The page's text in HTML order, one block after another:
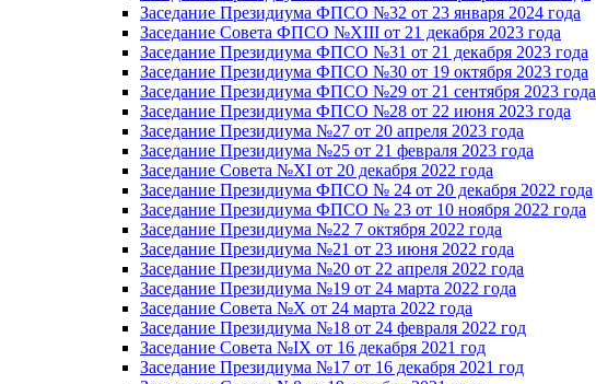
Заседание Президиума ФПСО №32 от 23 января 2024 года
Заседание Совета ФПСО №XIII от 21 декабря 2023 года
Заседание Президиума ФПСО №31 от 21 декабря 2023 года
Заседание Президиума ФПСО №30 от 19 октября 2023 года
Заседание Президиума ФПСО №29 от 21 сентября 2023 года
Заседание Президиума ФПСО №28 от 22 июня 2023 года
Заседание Президиума №27 от 20 апреля 2023 года
Заседание Президиума №25 от 21 февраля 2023 года
Заседание Совета №XI от 20 декабря 2022 года
Заседание Президиума ФПСО № 24 от 20 декабря 2022 года
Заседание Президиума ФПСО № 23 от 10 ноября 2022 года
Заседание Президиума №22 7 октября 2022 года
Заседание Президиума №21 от 23 июня 2022 года
Заседание Президиума №20 от 22 апреля 2022 года
Заседание Президиума №19 от 24 марта 2022 года
Заседание Совета №X от 24 марта 2022 года
Заседание Президиума №18 от 24 февраля 2022 год
Заседание Совета №IX от 16 декабря 2021 год
Заседание Президиума №17 от 16 декабря 2021 год